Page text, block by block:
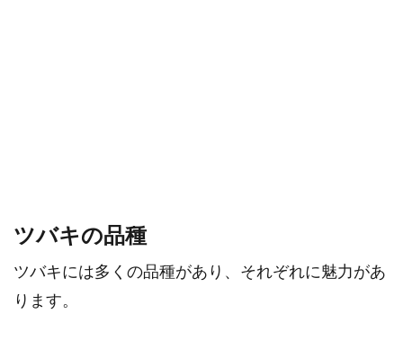
ツバキの品種
ツバキには多くの品種があり、それぞれに魅力があ
ります。